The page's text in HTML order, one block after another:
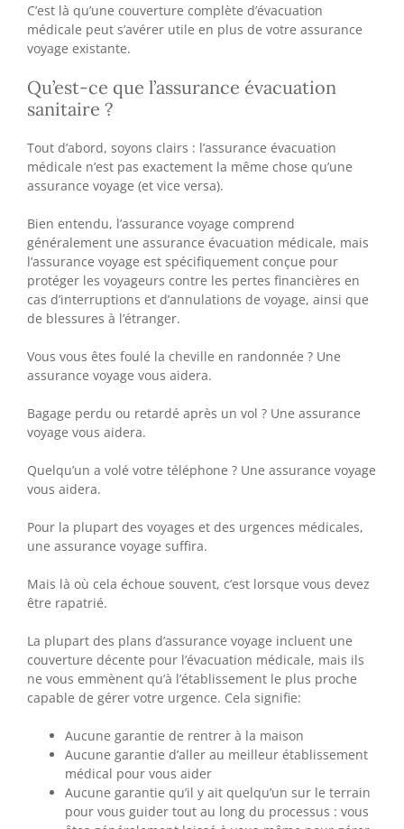
C’est là qu’une couverture complète d’évacuation
médicale peut s’avérer utile en plus de votre assurance
voyage existante.
Qu’est-ce que l’assurance évacuation
sanitaire ?
Tout d’abord, soyons clairs : l’assurance évacuation
médicale n’est pas exactement la même chose qu’une
assurance voyage (et vice versa).
Bien entendu, l’assurance voyage comprend
généralement une assurance évacuation médicale, mais
l’assurance voyage est spécifiquement conçue pour
protéger les voyageurs contre les pertes financières en
cas d’interruptions et d’annulations de voyage, ainsi que
de blessures à l’étranger.
Vous vous êtes foulé la cheville en randonnée ? Une
assurance voyage vous aidera.
Bagage perdu ou retardé après un vol ? Une assurance
voyage vous aidera.
Quelqu’un a volé votre téléphone ? Une assurance voyage
vous aidera.
Pour la plupart des voyages et des urgences médicales,
une assurance voyage suffira.
Mais là où cela échoue souvent, c’est lorsque vous devez
être rapatrié.
La plupart des plans d’assurance voyage incluent une
couverture décente pour l’évacuation médicale, mais ils
ne vous emmènent qu’à l’établissement le plus proche
capable de gérer votre urgence. Cela signifie:
Aucune garantie de rentrer à la maison
Aucune garantie d’aller au meilleur établissement
médical pour vous aider
Aucune garantie qu’il y ait quelqu’un sur le terrain
pour vous guider tout au long du processus : vous